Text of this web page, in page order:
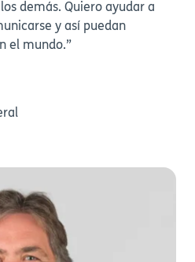
demás. Quiero ayudar a
y así puedan
el mundo.”